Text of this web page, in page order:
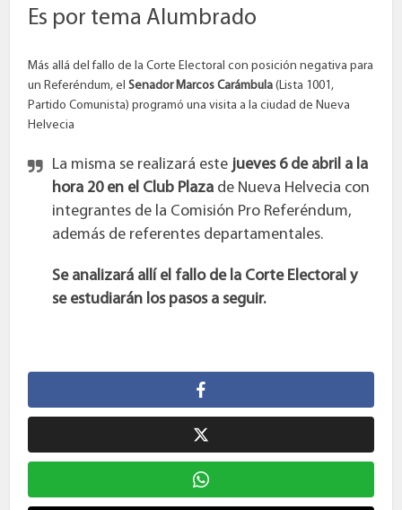
Es por tema Alumbrado
Más allá del fallo de la Corte Electoral con posición negativa para
un Referéndum, elSenador Marcos Carámbula (Lista 1001,
Partido Comunista) programó una visita a la ciudad de Nueva
Helvecia
La misma se realizará este jueves 6 de abril a la
hora 20 en el Club Plaza de Nueva Helvecia con
integrantes de la Comisión Pro Referéndum,
además de referentes departamentales.
Se analizará allí el fallo de la Corte Electoral y
se estudiarán los pasos a seguir.